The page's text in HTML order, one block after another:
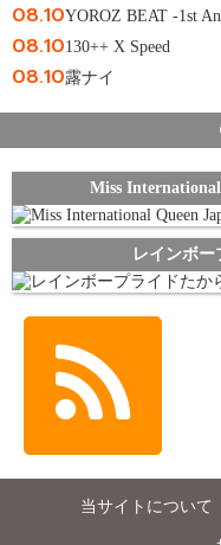
08.10YOROZ BEAT -1st
08.10130++ X Speed
08.10露ナイ
Miss International
レインボー
当サイトについて